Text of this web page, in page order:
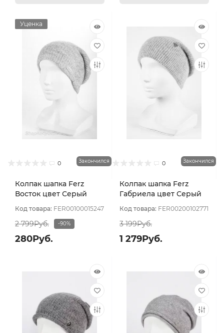
Уценка
0 Закончился
Колпак шапка Ferz
Восток цвет Серый
Код товара: FER00100015247
2 799Руб. -90%
280Руб.
0 Закончился
Колпак шапка Ferz
Габриела цвет Серый
Код товара: FER00200102771
3 199Руб.
1 279Руб.